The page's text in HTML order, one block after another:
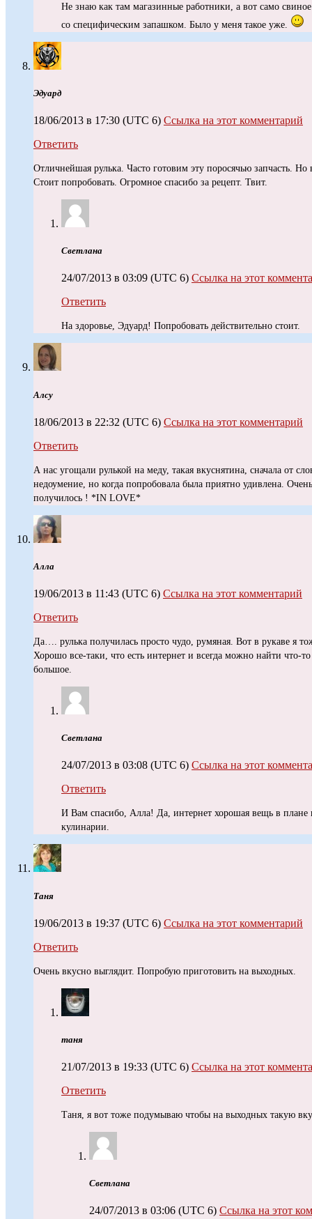
Не знаю как там магазинные работники, а вот само
со специфическим запашком. Было у меня такое уже.
Эдуард
18/06/2013 в 17:30 (UTC 6) Ссылка на этот комментарий
Ответить
Отличнейшая рулька. Часто готовим эту поросячью запчасть. Но
Стоит попробовать. Огромное спасибо за рецепт. Твит.
Светлана
24/07/2013 в 03:09 (UTC 6) Ссылка на этот
Ответить
На здоровье, Эдуард! Попробовать действительно стоит.
Алсу
18/06/2013 в 22:32 (UTC 6) Ссылка на этот комментарий
Ответить
А нас угощали рулькой на меду, такая вкуснятина, сначала от
недоумение, но когда попробовала была приятно удивлена.
получилось ! *IN LOVE*
Алла
19/06/2013 в 11:43 (UTC 6) Ссылка на этот комментарий
Ответить
Да…. рулька получилась просто чудо, румяная. Вот в рукаве я
Хорошо все-таки, что есть интернет и всегда можно найти что-
большое.
Светлана
24/07/2013 в 03:08 (UTC 6) Ссылка на этот
Ответить
И Вам спасибо, Алла! Да, интернет хорошая вещь в плане
кулинарии.
Таня
19/06/2013 в 19:37 (UTC 6) Ссылка на этот комментарий
Ответить
Очень вкусно выглядит. Попробую приготовить на выходных.
таня
21/07/2013 в 19:33 (UTC 6) Ссылка на этот
Ответить
Таня, я вот тоже подумываю чтобы на выходных такую
Светлана
24/07/2013 в 03:06 (UTC 6) Ссылка на этот